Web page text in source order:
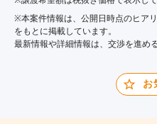
※本案件情報は、公開日時点のヒア
をもとに掲載しています。
最新情報や詳細情報は、交渉を進め
お